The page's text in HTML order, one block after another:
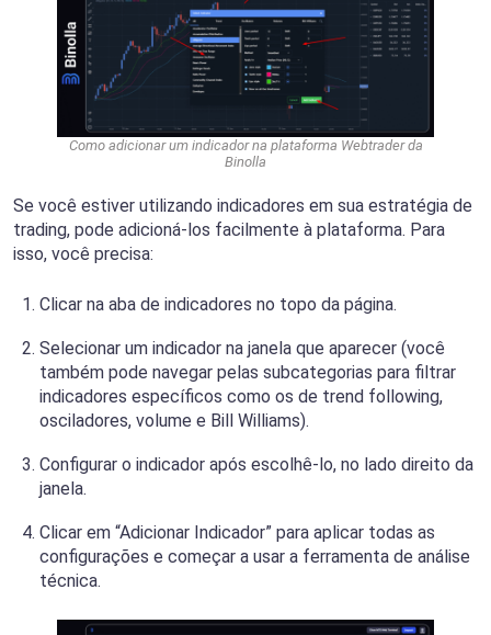
Como adicionar um indicador na plataforma Webtrader da
Binolla
Se você estiver utilizando indicadores em sua estratégia de
trading, pode adicioná-los facilmente à plataforma. Para
isso, você precisa:
Clicar na aba de indicadores no topo da página.
Selecionar um indicador na janela que aparecer (você
também pode navegar pelas subcategorias para filtrar
indicadores específicos como os de trend following,
osciladores, volume e Bill Williams).
Configurar o indicador após escolhê-lo, no lado direito da
janela.
Clicar em “Adicionar Indicador” para aplicar todas as
configurações e começar a usar a ferramenta de análise
técnica.